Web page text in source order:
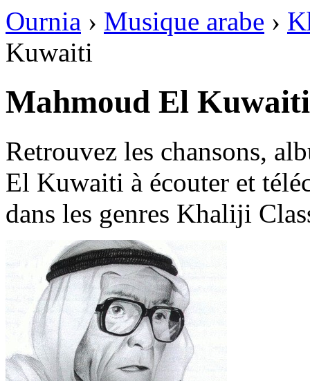
Ournia › Musique arabe ›
Kuwaiti
Retrouvez les chansons,
El Kuwaiti à écouter et
dans les genres Khaliji